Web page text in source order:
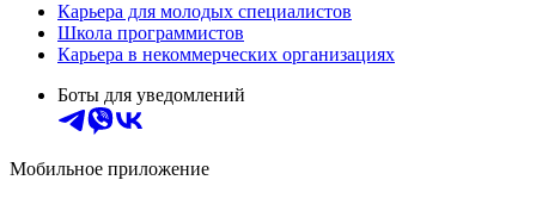
Карьера для молодых специалистов
Школа программистов
Карьера в некоммерческих организациях
Боты для уведомлений
Мобильное приложение